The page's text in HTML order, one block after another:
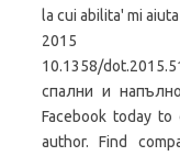
la cui abilita' mi
2015
10.1358/
спални и
Facebook today
author. Find